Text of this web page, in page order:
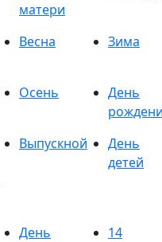
матери
Весна Зима
Осень
День
Выпускной
День
детей
День
14